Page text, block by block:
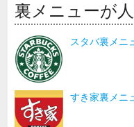
裏メニューが
スタバ裏メニ
すき家裏メニ